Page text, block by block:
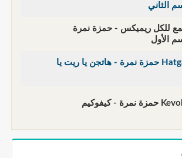
الثاني
للكل ريميكس - حمزة نمرة
الأول
Hatgann حمزة نمرة - هاتجن يا ريت يا